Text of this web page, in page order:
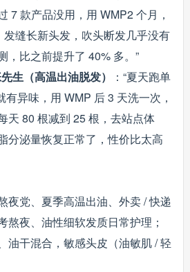
7 款产品没用，用 WMP2 个月，
缝长新头发，吹头断发几乎没有
，比之前提升了 40% 多。”
生（高温出油脱发）
：“夏天跑单
异味，用 WMP 后 3 天洗一次，
天 80 根减到 25 根，去站点体
分泌量恢复正常了，性价比太高
夜党、夏季高温出油、外卖 / 快递
熬夜、油性细软发质日常护理；
油干混合，敏感头皮（油敏肌 / 轻